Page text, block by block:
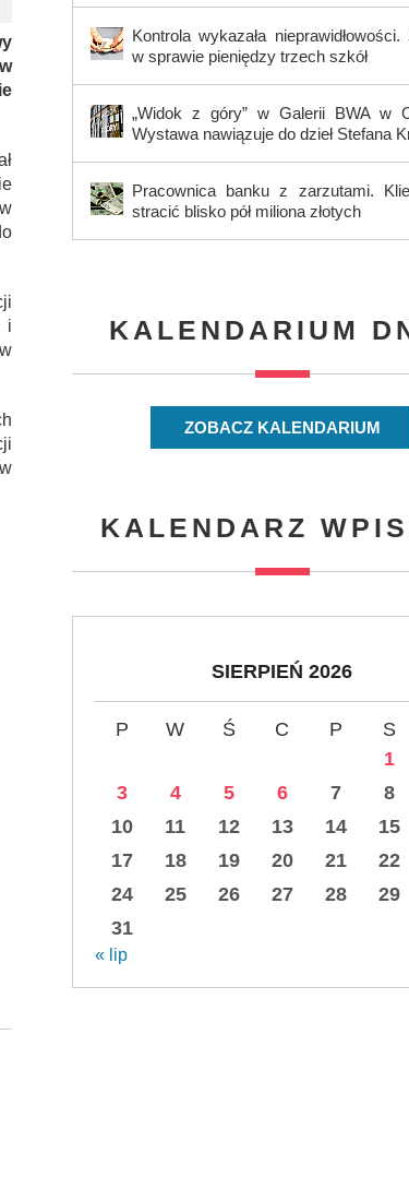
i
Kontrola wykazała nieprawidłowości.
w sprawie pieniędzy trzech szkół
„Widok z góry” w Galerii BWA w
Wystawa nawiązuje do dzieł Stefana
Pracownica banku z zarzutami.
stracić blisko pół miliona złotych
KALENDARIUM
ZOBACZ KALENDARIUM
KALENDARZ
SIERPIEŃ 2026
P W Ś C P S
1
3
4 5 6 7 8
10
11 12 13 14 15
17
18 19 20 21 22
24
25 26 27 28 29
31
« lip